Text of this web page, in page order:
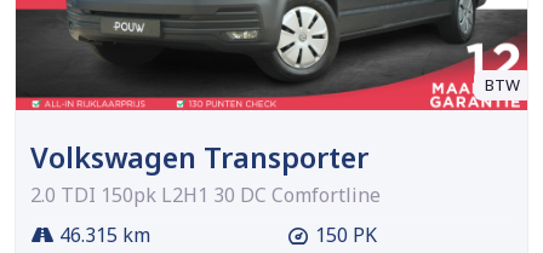
BTW
Volkswagen Transporter
2.0 TDI 150pk L2H1 30 DC Comfortline
46.315 km
150 PK